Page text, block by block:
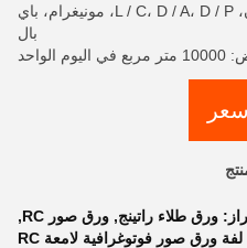
شروط الدفع: T / T، ويسترن يونيون، L / C، D / A، D / P، مونيغرام، باي
بال
ورق طلاء راتينج, ورق صور RC
,
لفة ورق صور فوتوغرافية لامعة RC